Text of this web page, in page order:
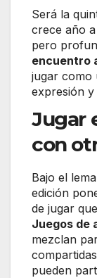
Será la
crece año
pero
encuentro
jugar como
expresión
Jugar
con
Bajo el
edición
de jugar
Juegos de
mezclan
pueden